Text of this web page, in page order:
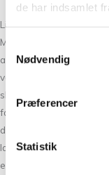
de har indsamlet
Samtykkevalg
Nødvendig
Præferencer
Statistik
Lidt om Melange
Melange Sweater
af ryggen frem og
vendepinde. Nederst
skuldrene hver for sig
for at danne forstykke.
der strikkes rundt på
langs ærmeåbningen og
eller